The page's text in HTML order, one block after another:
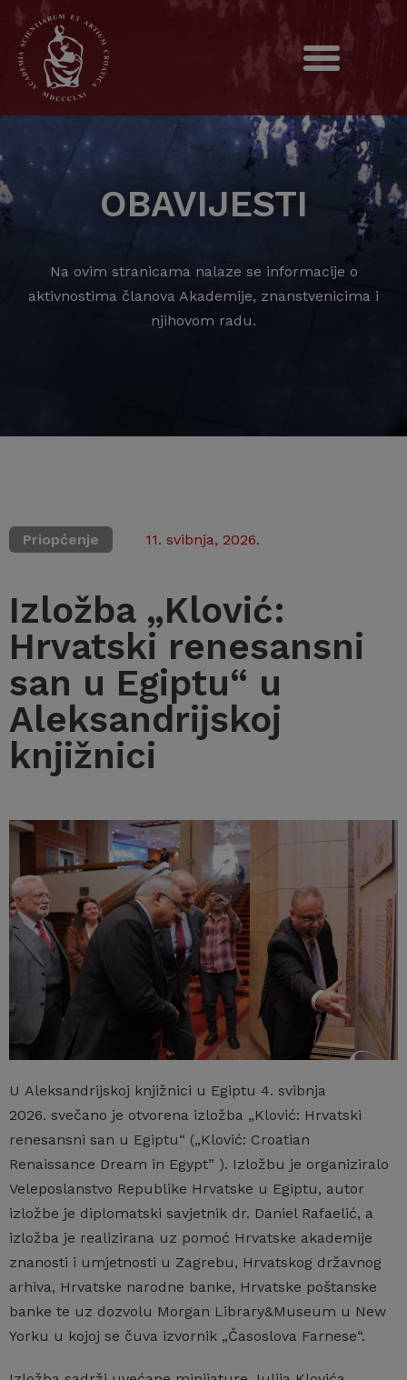
OBAVIJESTI
Na ovim stranicama nalaze se informacije o
aktivnostima članova Akademije, znanstvenicima i
njihovom radu.
Priopćenje 11. svibnja, 2026.
Izložba „Klović:
Hrvatski renesansni
san u Egiptu“ u
Aleksandrijskoj
knjižnici
U Aleksandrijskoj knjižnici u Egiptu 4. svibnja
2026. svečano je otvorena izložba „Klović: Hrvatski
renesansni san u Egiptu“ („Klović: Croatian
Renaissance Dream in Egypt” ). Izložbu je organiziralo
Veleposlanstvo Republike Hrvatske u Egiptu, autor
izložbe je diplomatski savjetnik dr. Daniel Rafaelić, a
izložba je realizirana uz pomoć Hrvatske akademije
znanosti i umjetnosti u Zagrebu, Hrvatskog državnog
arhiva, Hrvatske narodne banke, Hrvatske poštanske
banke te uz dozvolu Morgan Library&Museum u New
Yorku u kojoj se čuva izvornik „Časoslova Farnese“.